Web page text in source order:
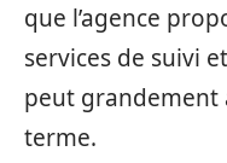
que l’agence
services de suivi
peut grandement
terme.